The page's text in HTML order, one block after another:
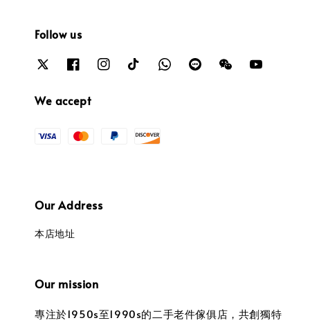
Follow us
We accept
Our Address
本店地址
Our mission
專注於1950s至1990s的二手老件傢俱店，共創獨特